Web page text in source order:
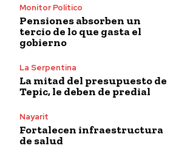
Monitor Político
Pensiones absorben un
tercio de lo que gasta el
gobierno
La Serpentina
La mitad del presupuesto de
Tepic, le deben de predial
Nayarit
Fortalecen infraestructura
de salud